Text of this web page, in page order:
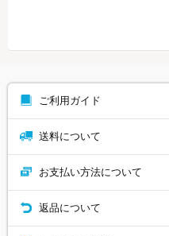
ご利用ガイド
送料について
お支払い方法について
返品について